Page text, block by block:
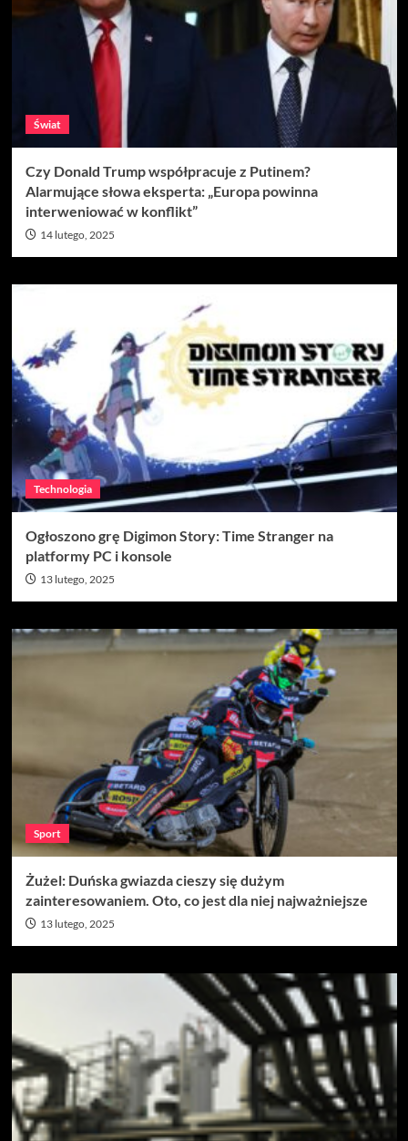
Świat
Czy Donald Trump współpracuje z Putinem?
Alarmujące słowa eksperta: „Europa powinna
interweniować w konflikt”
14 lutego, 2025
Technologia
Ogłoszono grę Digimon Story: Time Stranger na
platformy PC i konsole
13 lutego, 2025
Sport
Żużel: Duńska gwiazda cieszy się dużym
zainteresowaniem. Oto, co jest dla niej najważniejsze
13 lutego, 2025